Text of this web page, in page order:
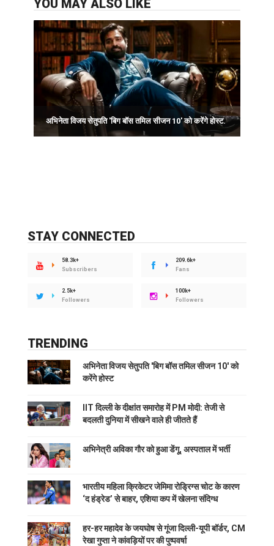
YOU MAY ALSO LIKE
अभिनेता विजय सेतुपति 'बिग बॉस तमिल सीजन 10' को करेंगे होस्ट.
STAY CONNECTED
58.3k+
Subscribers
209.6k+
Fans
2.5k+
Followers
100k+
Followers
TRENDING
अभिनेता विजय सेतुपति 'बिग बॉस तमिल सीजन 10' को
करेंगे होस्ट
IIT दिल्ली के दीक्षांत समारोह में PM मोदी: तेजी से
बदलती दुनिया में सीखने वाले ही जीतते हैं
अभिनेत्री अविका गौर को हुआ डेंगू, अस्पताल में भर्ती
भारतीय महिला क्रिकेटर जेमिमा रोड्रिग्स चोट के कारण
‘द हंड्रेड’ से बाहर, एशिया कप में खेलना संदिग्ध
हर-हर महादेव के जयघोष से गूंजा दिल्ली-यूपी बॉर्डर, CM
रेखा गुप्ता ने कांवड़ियों पर की पुष्पवर्षा